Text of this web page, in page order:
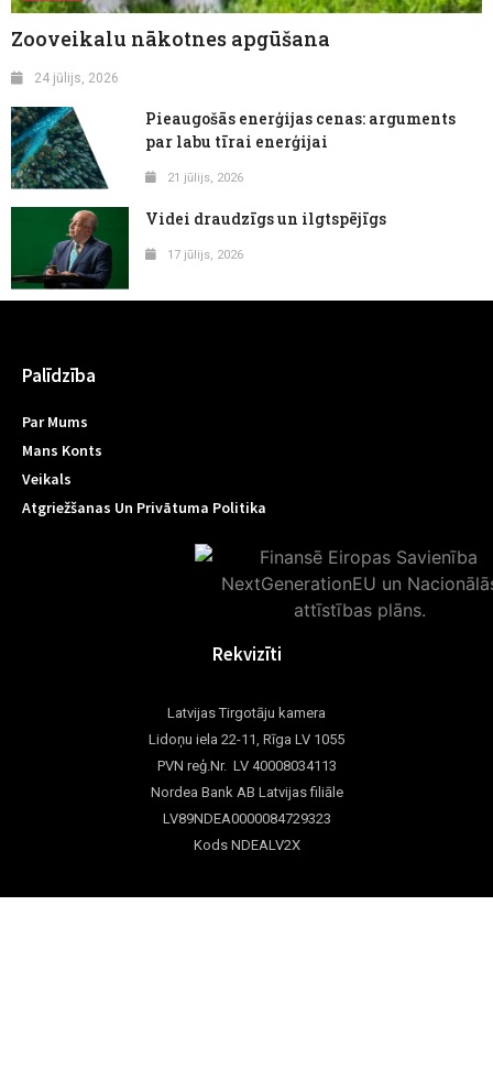
Zooveikalu nākotnes apgūšana
24 jūlijs, 2026
Pieaugošās enerģijas cenas: arguments
par labu tīrai enerģijai
21 jūlijs, 2026
Videi draudzīgs un ilgtspējīgs
17 jūlijs, 2026
Palīdzība
Par Mums
Mans Konts
Veikals
Atgriežšanas Un Privātuma Politika
Rekvizīti
Latvijas Tirgotāju kamera
Lidoņu iela 22-11, Rīga LV 1055
PVN reģ.Nr. LV 40008034113
Nordea Bank AB Latvijas filiāle
LV89NDEA0000084729323
Kods NDEALV2X